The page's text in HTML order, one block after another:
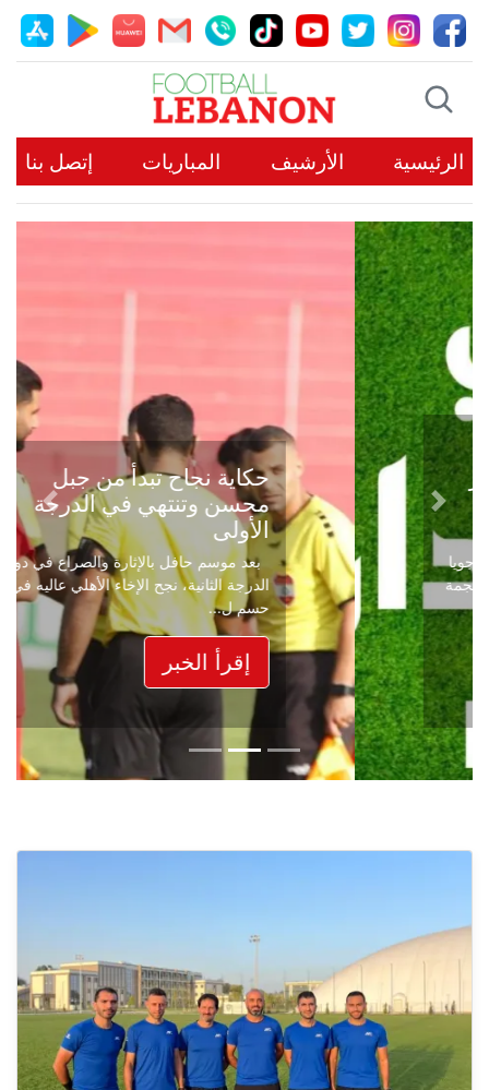
الرئيسية الأرشيف المباريات إتصل بنا
حكاية نجاح تبدأ من جبل
محسن وتنتهي في الدرجة
الأولى
بعد موسم حافل بالإثارة والصراع في دوري
الدرجة الثانية، نجح الإخاء الأهلي عاليه في
حسم ل...
إقرأ الخبر
Previous
Next